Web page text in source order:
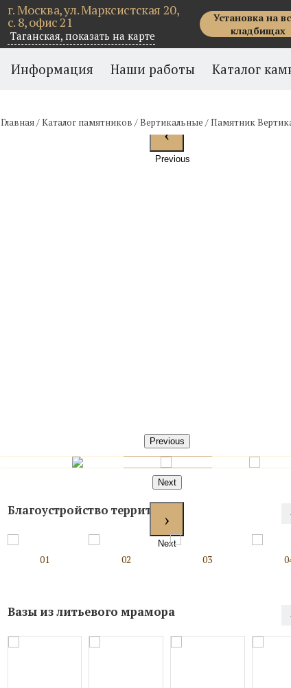
г. Москва, ул. Марксистская 20,
с. 8, офис 21
Таганская, показать на карте
Установка на
кладбищах
Информация Наши работы Каталог
Главная/Каталог памятников /Вертикальные /Памятник
Previous
Next
Previous
Next
Благоустройство территории
01 02 03
Вазы из литьевого мрамора